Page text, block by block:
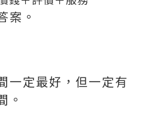
案。
一定最好，但一定有
。